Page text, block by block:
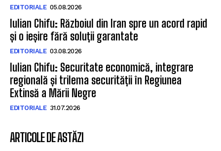
EDITORIALE 05.08.2026
Iulian Chifu: Războiul din Iran spre un acord rapid
și o ieșire fără soluții garantate
EDITORIALE 03.08.2026
Iulian Chifu: Securitate economică, integrare
regională și trilema securității în Regiunea
Extinsă a Mării Negre
EDITORIALE 31.07.2026
ARTICOLE DE ASTĂZI